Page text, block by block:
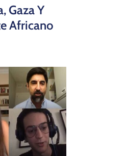
Gaza Y
Africano